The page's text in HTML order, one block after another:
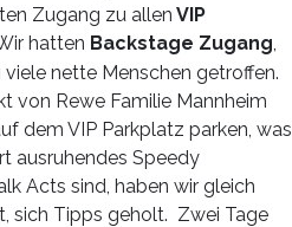
Zugang zu allen VIP
hatten Backstage Zugang,
nette Menschen getroffen.
von Rewe Familie Mannheim
dem VIP Parkplatz parken, was
ausruhendes Speedy
Acts sind, haben wir gleich
sich Tipps geholt. Zwei Tage